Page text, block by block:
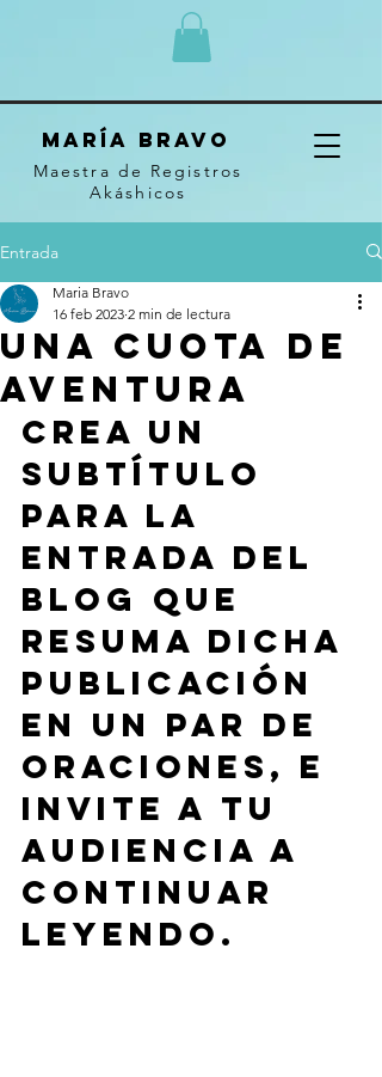
MARÍA BRAVO
Maestra de Registros
Akáshicos
Entrada
Una cuota de
aventura
Maria Bravo
16 feb 2023 2 min de lectura
Crea un
subtítulo
para la
entrada del
blog que
resuma dicha
publicación
en un par de
oraciones, e
invite a tu
audiencia a
continuar
leyendo.